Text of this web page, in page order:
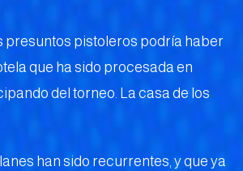
presuntos pistoleros podría haber
que ha sido procesada en
del torneo. La casa de los
han sido recurrentes, y que ya